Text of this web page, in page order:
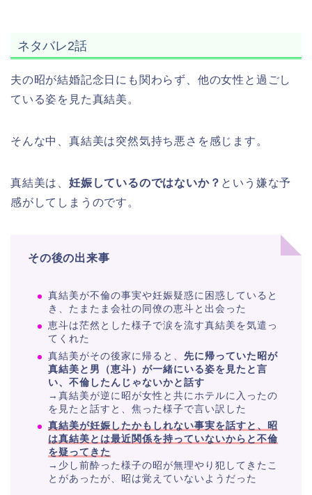
ネタバレ2話
夫の昭が結婚記念日にも関わらず、他の女性と過ごし
ている姿を見た真結美。
そんな中、真結美は突然気持ち悪さを感じます。
真結美は、 妊娠しているのではないか？ という嫌な予
感がしてしまうのです。
その後の出来事
真結美が不倫の事実や妊娠疑惑に困惑していると
き、たまたま会社の同僚の恵斗と出会った
恵斗は茫然とした様子で涙を流す真結美を気遣っ
てくれた
真結美がその後家に帰ると、 先に帰っていた昭が
真結美と男（恵斗）が一緒にいる姿を見たと言
い、不倫したんじゃないかと話す
→真結美が逆に昭が女性と共にホテルに入ったの
を見たと話すと、焦った様子で言い訳した
真結美が妊娠したかもしれない事実を話すと、昭
は真結美とは最近関係を持っていないからと不倫
を疑ってきた
→少し前酔った様子の昭が無理やり犯してきたこ
とがあったが、昭は覚えていないようだった